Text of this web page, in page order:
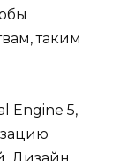
таким
Engine 5,